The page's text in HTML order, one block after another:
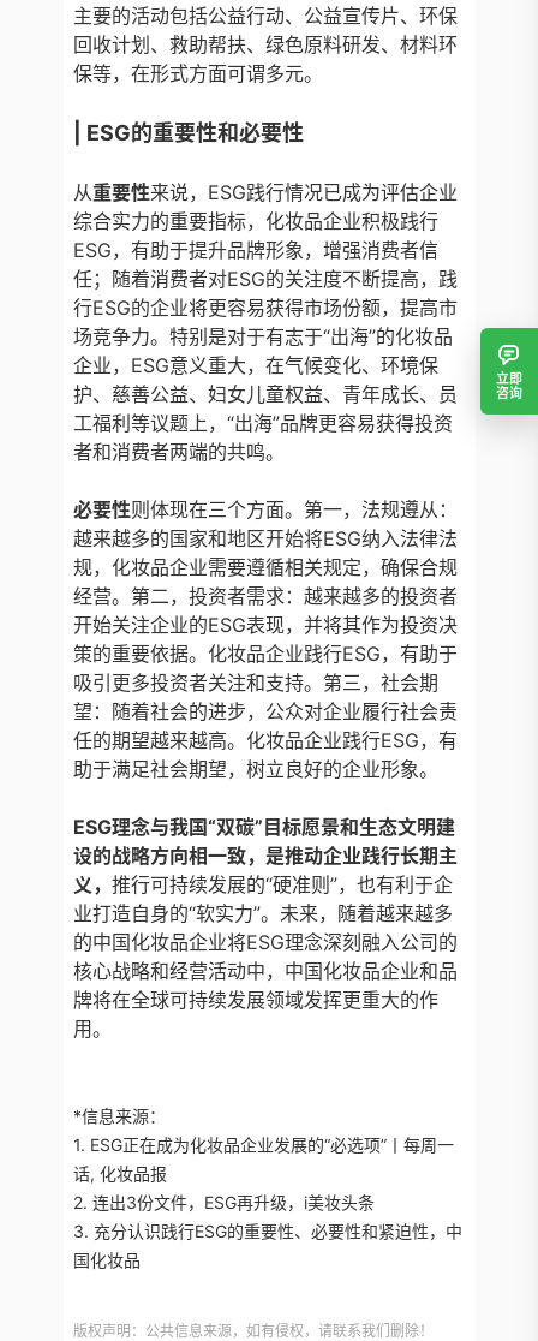
主要的活动包括公益行动、公益宣传片、环保
回收计划、救助帮扶、绿色原料研发、材料环
保等，在形式方面可谓多元。
ESG的重要性和必要性
从重要性来说，ESG践行情况已成为评估企业
综合实力的重要指标，化妆品企业积极践行
ESG，有助于提升品牌形象，增强消费者信
任；随着消费者对ESG的关注度不断提高，践
行ESG的企业将更容易获得市场份额，提高市
场竞争力。特别是对于有志于“出海”的化妆品
企业，ESG意义重大，在气候变化、环境保
护、慈善公益、妇女儿童权益、青年成长、员
工福利等议题上，“出海”品牌更容易获得投资
者和消费者两端的共鸣。
必要性则体现在三个方面。第一，法规遵从：
越来越多的国家和地区开始将ESG纳入法律法
规，化妆品企业需要遵循相关规定，确保合规
经营。第二，投资者需求：越来越多的投资者
开始关注企业的ESG表现，并将其作为投资决
策的重要依据。化妆品企业践行ESG，有助于
吸引更多投资者关注和支持。第三，社会期
望：随着社会的进步，公众对企业履行社会责
任的期望越来越高。化妆品企业践行ESG，有
助于满足社会期望，树立良好的企业形象。
ESG理念与我国“双碳”目标愿景和生态文明建
设的战略方向相一致，是推动企业践行长期主
义， 推行可持续发展的“硬准则”，也有利于企
业打造自身的“软实力”。未来，随着越来越多
的中国化妆品企业将ESG理念深刻融入公司的
核心战略和经营活动中，中国化妆品企业和品
牌将在全球可持续发展领域发挥更重大的作
用。
*信息来源：
1. ESG正在成为化妆品企业发展的“必选项”丨每周一
话, 化妆品报
2. 连出3份文件，ESG再升级，i美妆头条
3. 充分认识践行ESG的重要性、必要性和紧迫性，中
国化妆品
版权声明：公共信息来源，如有侵权，请联系我们删除！
立即
咨询